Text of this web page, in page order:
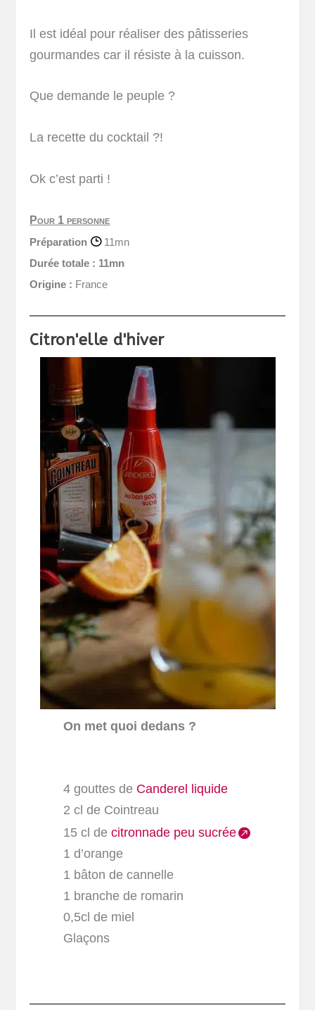
Il est idéal pour réaliser des pâtisseries
gourmandes car il résiste à la cuisson.
Que demande le peuple ?
La recette du cocktail ?!
Ok c’est parti !
Pour 1 personne
Préparation
11mn
Durée totale : 11mn
Origine : France
Citron'elle d'hiver
On met quoi dedans ?
4 gouttes de Canderel liquide
2 cl de Cointreau
15 cl de citronnade peu sucrée
1 d’orange
1 bâton de cannelle
1 branche de romarin
0,5cl de miel
Glaçons